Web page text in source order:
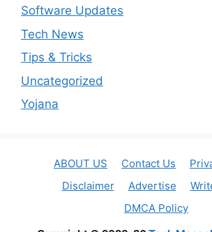
Software Updates
Tech News
Tips & Tricks
Uncategorized
Yojana
ABOUT US Contact Us
Disclaimer
Advertise
DMCA Policy